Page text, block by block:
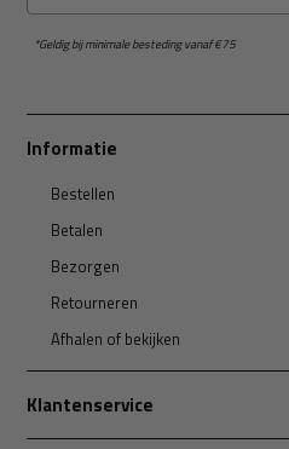
*Geldig bij minimale besteding vanaf €75
Informatie
Bestellen
Betalen
Bezorgen
Retourneren
Afhalen of bekijken
Klantenservice